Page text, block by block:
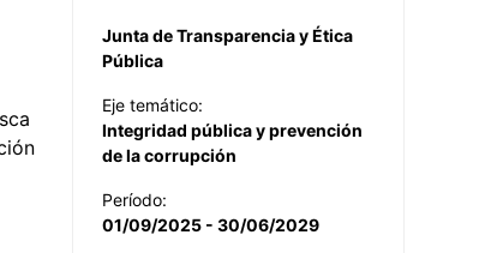
Junta de Transparencia y Ética
Pública
Eje temático:
Integridad pública y prevención
de la corrupción
Período:
01/09/2025 - 30/06/2029